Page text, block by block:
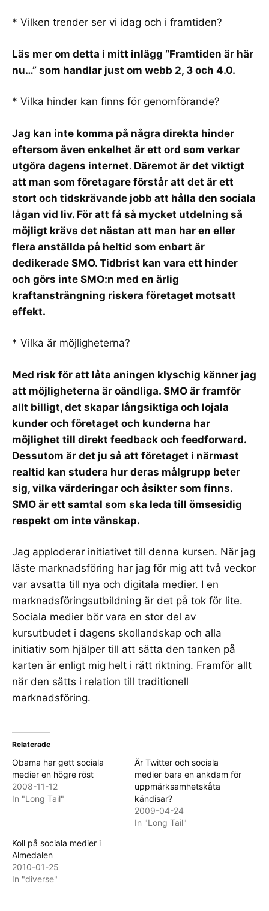
* Vilken trender ser vi idag och i framtiden?
Läs mer om detta i mitt inlägg “Framtiden är här
nu…” som handlar just om webb 2, 3 och 4.0.
* Vilka hinder kan finns för genomförande?
Jag kan inte komma på några direkta hinder
eftersom även enkelhet är ett ord som verkar
utgöra dagens internet. Däremot är det viktigt
att man som företagare förstår att det är ett
stort och tidskrävande jobb att hålla den sociala
lågan vid liv. För att få så mycket utdelning så
möjligt krävs det nästan att man har en eller
flera anställda på heltid som enbart är
dedikerade SMO. Tidbrist kan vara ett hinder
och görs inte SMO:n med en ärlig
kraftansträngning riskera företaget motsatt
effekt.
* Vilka är möjligheterna?
Med risk för att låta aningen klyschig känner jag
att möjligheterna är oändliga. SMO är framför
allt billigt, det skapar långsiktiga och lojala
kunder och företaget och kunderna har
möjlighet till direkt feedback och feedforward.
Dessutom är det ju så att företaget i närmast
realtid kan studera hur deras målgrupp beter
sig, vilka värderingar och åsikter som finns.
SMO är ett samtal som ska leda till ömsesidig
respekt om inte vänskap.
Jag apploderar initiativet till denna kursen. När jag
läste marknadsföring har jag för mig att två veckor
var avsatta till nya och digitala medier. I en
marknadsföringsutbildning är det på tok för lite.
Sociala medier bör vara en stor del av
kursutbudet i dagens skollandskap och alla
initiativ som hjälper till att sätta den tanken på
karten är enligt mig helt i rätt riktning. Framför allt
när den sätts i relation till traditionell
marknadsföring.
Relaterade
Obama har gett sociala
medier en högre röst
2008-11-12
In "Long Tail"
Är Twitter och sociala
medier bara en ankdam för
uppmärksamhetskåta
kändisar?
2009-04-24
In "Long Tail"
Koll på sociala medier i
Almedalen
2010-01-25
In "diverse"